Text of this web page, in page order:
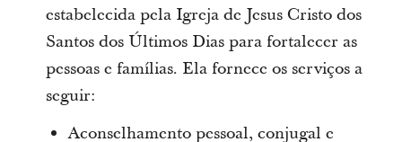
estabelecida pela Igreja de Jesus Cristo dos
Santos dos Últimos Dias para fortalecer as
pessoas e famílias. Ela fornece os serviços a
seguir:
Aconselhamento pessoal, conjugal e